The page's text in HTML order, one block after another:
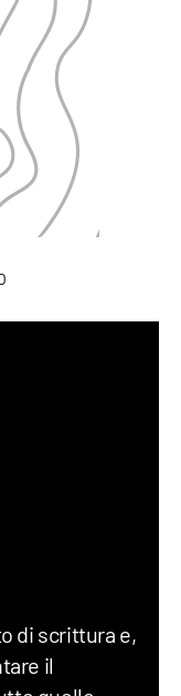
di scrittura e,
il